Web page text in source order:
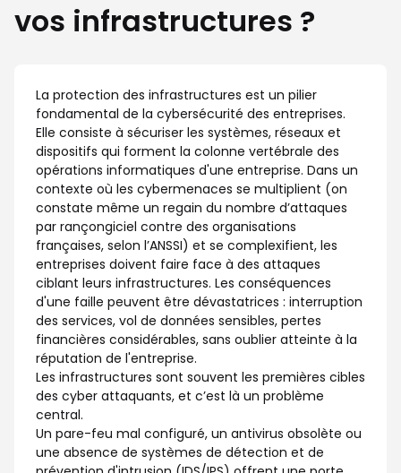
vos infrastructures ?
La protection des infrastructures est un pilier
fondamental de la cybersécurité des entreprises.
Elle consiste à sécuriser les systèmes, réseaux et
dispositifs qui forment la colonne vertébrale des
opérations informatiques d'une entreprise. Dans un
contexte où les cybermenaces se multiplient (on
constate même un regain du nombre d’attaques
par rançongiciel contre des organisations
françaises, selon l’ANSSI) et se complexifient, les
entreprises doivent faire face à des attaques
ciblant leurs infrastructures. Les conséquences
d'une faille peuvent être dévastatrices : interruption
des services, vol de données sensibles, pertes
financières considérables, sans oublier atteinte à la
réputation de l'entreprise.
Les infrastructures sont souvent les premières cibles
des cyber attaquants, et c’est là un problème
central.
Un pare-feu mal configuré, un antivirus obsolète ou
une absence de systèmes de détection et de